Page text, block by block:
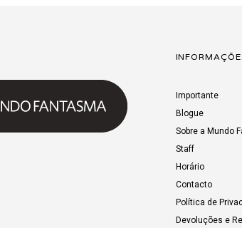
Importante
Blogue
Sobre a Mundo
Staff
Horário
Contacto
Política de
Devoluções e